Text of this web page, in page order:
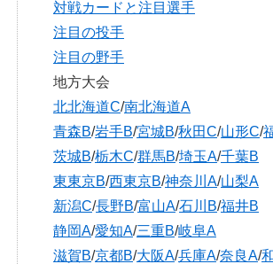
対戦カードと注目選手
注目の投手
注目の野手
地方大会
北北海道C/南北海道A
青森B/岩手B/宮城B/秋田C/山形C/
茨城B/栃木C/群馬B/埼玉A/千葉B
東東京B/西東京B/神奈川A/山梨A
新潟C/長野B/富山A/石川B/福井B
静岡A/愛知A/三重B/岐阜A
滋賀B/京都B/大阪A/兵庫A/奈良A/